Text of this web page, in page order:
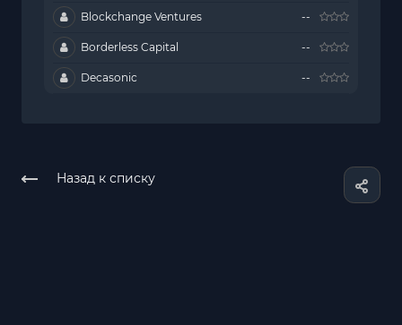
Blockchange Ventures --
Borderless Capital --
Decasonic --
Назад к списку